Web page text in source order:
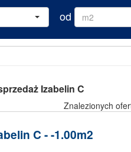
od
Izabelin C
Znalezionych
C - -1.00m2